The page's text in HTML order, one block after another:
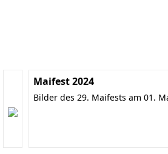
Maifest 2024
Bilder des 29. Maifests am 01.